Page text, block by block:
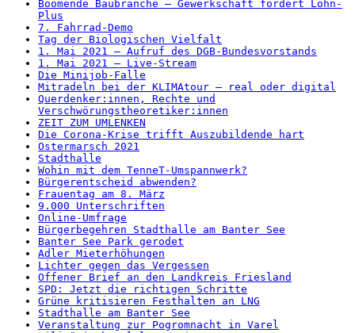
Boomende Baubranche – Gewerkschaft fordert Lohn-
Plus
7. Fahrrad-Demo
Tag der Biologischen Vielfalt
1. Mai 2021 – Aufruf des DGB-Bundesvorstands
1. Mai 2021 – Live-Stream
Die Minijob-Falle
Mitradeln bei der KLIMAtour – real oder digital
Querdenker:innen, Rechte und
Verschwörungstheoretiker:innen
ZEIT ZUM UMLENKEN
Die Corona-Krise trifft Auszubildende hart
Ostermarsch 2021
Stadthalle
Wohin mit dem TenneT-Umspannwerk?
Bürgerentscheid abwenden?
Frauentag am 8. März
9.000 Unterschriften
Online-Umfrage
Bürgerbegehren Stadthalle am Banter See
Banter See Park gerodet
Adler Mieterhöhungen
Lichter gegen das Vergessen
Offener Brief an den Landkreis Friesland
SPD: Jetzt die richtigen Schritte
Grüne kritisieren Festhalten an LNG
Stadthalle am Banter See
Veranstaltung zur Pogromnacht in Varel